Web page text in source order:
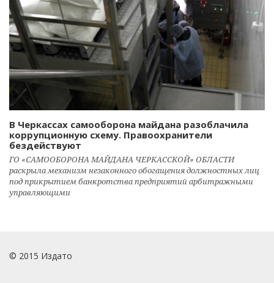
В Черкассах самооборона майдана разоблачила
коррупционную схему. Правоохранители
бездействуют
ГО «САМООБОРОНА МАЙДАНА ЧЕРКАССКОЙ» ОБЛАСТИ
раскрыла механизм незаконного обогащения должностных лиц
под прикрытием банкротства предприятий арбитражными
управляющими
© 2015 Издато